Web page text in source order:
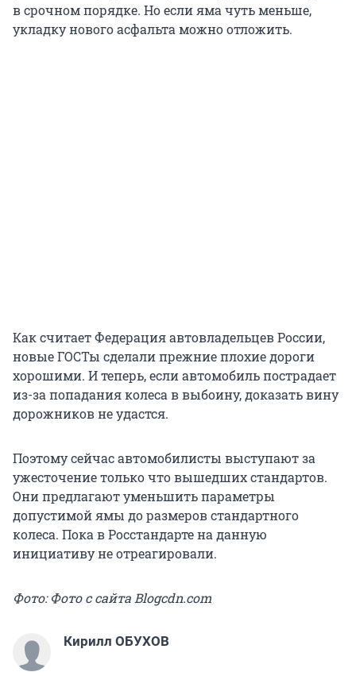
в срочном порядке. Но если яма чуть меньше,
укладку нового асфальта можно отложить.
Как считает Федерация автовладельцев России,
новые ГОСТы сделали прежние плохие дороги
хорошими. И теперь, если автомобиль пострадает
из-за попадания колеса в выбоину, доказать вину
дорожников не удастся.
Поэтому сейчас автомобилисты выступают за
ужесточение только что вышедших стандартов.
Они предлагают уменьшить параметры
допустимой ямы до размеров стандартного
колеса. Пока в Росстандарте на данную
инициативу не отреагировали.
Фото: Фото с сайта Blogcdn.com
Кирилл ОБУХОВ